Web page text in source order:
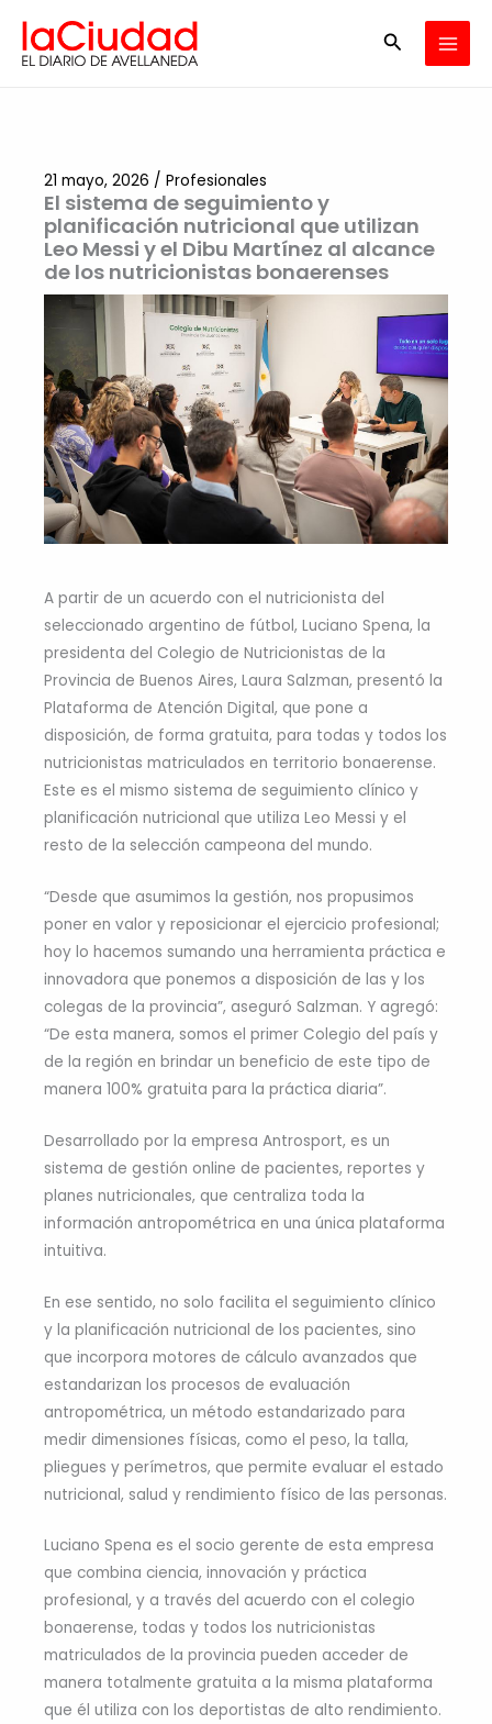
contenido
Buscar
El sistema de seguimiento y
planificación nutricional que utilizan
Leo Messi y el Dibu Martínez al alcance
de los nutricionistas bonaerenses
21 mayo, 2026 / Profesionales
A partir de un acuerdo con el nutricionista del
seleccionado argentino de fútbol, Luciano Spena, la
presidenta del Colegio de Nutricionistas de la
Provincia de Buenos Aires, Laura Salzman, presentó la
Plataforma de Atención Digital, que pone a
disposición, de forma gratuita, para todas y todos los
nutricionistas matriculados en territorio bonaerense.
Este es el mismo sistema de seguimiento clínico y
planificación nutricional que utiliza Leo Messi y el
resto de la selección campeona del mundo.
“Desde que asumimos la gestión, nos propusimos
poner en valor y reposicionar el ejercicio profesional;
hoy lo hacemos sumando una herramienta práctica e
innovadora que ponemos a disposición de las y los
colegas de la provincia”, aseguró Salzman. Y agregó:
“De esta manera, somos el primer Colegio del país y
de la región en brindar un beneficio de este tipo de
manera 100% gratuita para la práctica diaria”.
Desarrollado por la empresa Antrosport, es un
sistema de gestión online de pacientes, reportes y
planes nutricionales, que centraliza toda la
información antropométrica en una única plataforma
intuitiva.
En ese sentido, no solo facilita el seguimiento clínico
y la planificación nutricional de los pacientes, sino
que incorpora motores de cálculo avanzados que
estandarizan los procesos de evaluación
antropométrica, un método estandarizado para
medir dimensiones físicas, como el peso, la talla,
pliegues y perímetros, que permite evaluar el estado
nutricional, salud y rendimiento físico de las personas.
Luciano Spena es el socio gerente de esta empresa
que combina ciencia, innovación y práctica
profesional, y a través del acuerdo con el colegio
bonaerense, todas y todos los nutricionistas
matriculados de la provincia pueden acceder de
manera totalmente gratuita a la misma plataforma
que él utiliza con los deportistas de alto rendimiento.